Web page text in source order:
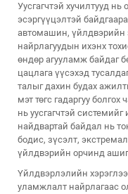
Уусгагчтэй хучилтууд
эсэргүүцэлтэй
автомашин, үйлдвэрийн
найрлагуудын ихэнх
өндөр агууламж байдаг
цацлага үүсэхэд
талыг дахин будах
мэт төгс гадаргуу
нь уусгагчтэй
найдвартай байдал нь
бодис, зүсэлт,
үйлдвэрийн орчинд
Үйлдвэрлэлийн
уламжлалт найрлагаас